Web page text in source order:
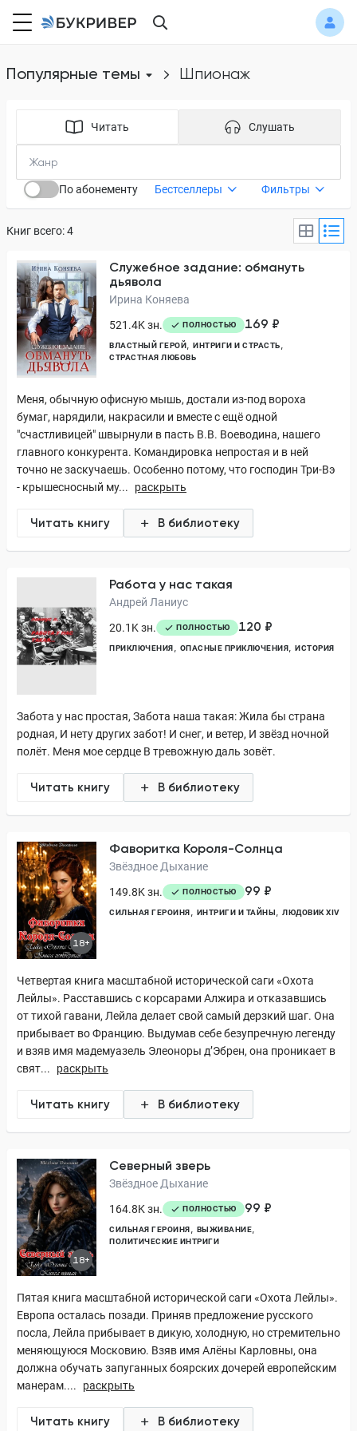
Популярные темы шпионаж
Читать Слушать
По абонементу Бестселлеры Фильтры
Книг всего: 4
Служебное задание: обмануть
дьявола
Ирина Коняева
521.4K зн.
ПОЛНОСТЬЮ 169 ₽
ВЛАСТНЫЙ ГЕРОЙ
ИНТРИГИ И СТРАСТЬ
СТРАСТНАЯ ЛЮБОВЬ
Меня, обычную офисную мышь, достали из-под вороха
бумаг, нарядили, накрасили и вместе с ещё одной
"счастливицей" швырнули в пасть В.В. Воеводина, нашего
главного конкурента. Командировка непростая и в ней
точно не заскучаешь. Особенно потому, что господин Три-Вэ
- крышесносный му...
раскрыть
Читать книгу В библиотеку
Работа у нас такая
Андрей Ланиус
20.1K зн.
ПОЛНОСТЬЮ 120 ₽
ПРИКЛЮЧЕНИЯ ОПАСНЫЕ ПРИКЛЮЧЕНИЯ ИСТОРИЯ
Забота у нас простая, Забота наша такая: Жила бы страна
родная, И нету других забот! И снег, и ветер, И звёзд ночной
полёт. Меня мое сердце В тревожную даль зовёт.
Читать книгу В библиотеку
18+
Фаворитка Короля-Солнца
Звёздное Дыхание
149.8K зн.
ПОЛНОСТЬЮ 99 ₽
СИЛЬНАЯ ГЕРОИНЯ ИНТРИГИ И ТАЙНЫ ЛЮДОВИК XIV
Четвертая книга масштабной исторической саги «Охота
Лейлы». Расставшись с корсарами Алжира и отказавшись
от тихой гавани, Лейла делает свой самый дерзкий шаг. Она
прибывает во Францию. Выдумав себе безупречную легенду
и взяв имя мадемуазель Элеоноры д’Эбрен, она проникает в
свят...
раскрыть
Читать книгу В библиотеку
18+
Северный зверь
Звёздное Дыхание
164.8K зн.
ПОЛНОСТЬЮ 99 ₽
СИЛЬНАЯ ГЕРОИНЯ
ВЫЖИВАНИЕ
ПОЛИТИЧЕСКИЕ ИНТРИГИ
Пятая книга масштабной исторической саги «Охота Лейлы».
Европа осталась позади. Приняв предложение русского
посла, Лейла прибывает в дикую, холодную, но стремительно
меняющуюся Московию. Взяв имя Алёны Карловны, она
должна обучать запуганных боярских дочерей европейским
манерам....
раскрыть
Читать книгу В библиотеку